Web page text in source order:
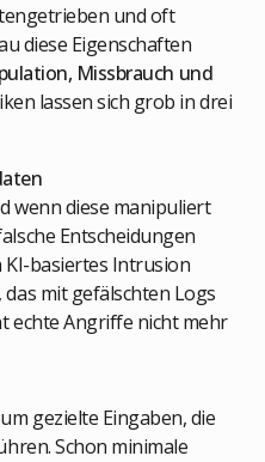
und oft
diese Eigenschaften
Missbrauch und
lassen sich grob in drei
wenn diese manipuliert
Entscheidungen
KI-basiertes Intrusion
das mit gefälschten Logs
echte Angriffe nicht mehr
gezielte Eingaben, die
Schon minimale